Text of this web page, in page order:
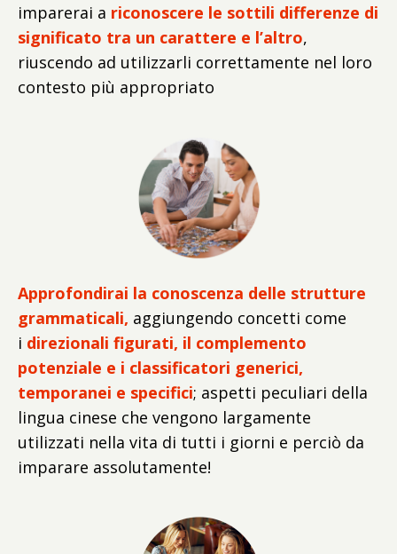
imparerai a riconoscere le sottili differenze di
significato tra un carattere e l’altro,
riuscendo ad utilizzarli correttamente nel loro
contesto più appropriato
Approfondirai la conoscenza delle strutture
grammaticali, aggiungendo concetti come
i direzionali figurati, il complemento
potenziale e i classificatori generici,
temporanei e specifici; aspetti peculiari della
lingua cinese che vengono largamente
utilizzati nella vita di tutti i giorni e perciò da
imparare assolutamente!